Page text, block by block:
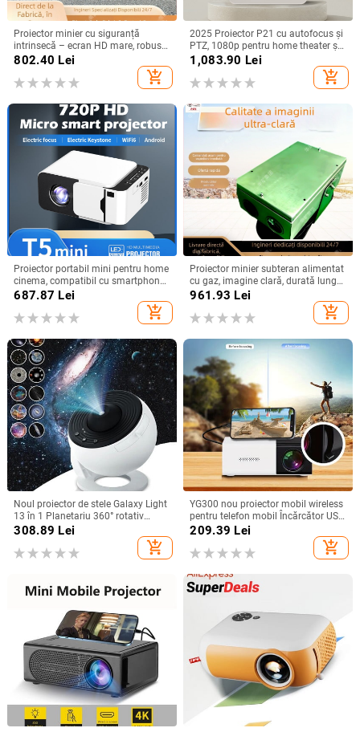
Proiector minier cu siguranță
intrinsecă – ecran HD mare, robust
și durabil
802.40 Lei
add_shopping_cart
2025 Proiector P21 cu autofocus și
PTZ, 1080p pentru home theater și
birou
1,083.90 Lei
add_shopping_cart
Proiector portabil mini pentru home
cinema, compatibil cu smartphone,
rezoluție HD, model T5mini Android
687.87 Lei
add_shopping_cart
Proiector minier subteran alimentat
cu gaz, imagine clară, durată lungă
a bateriei și construcție durabilă
961.93 Lei
add_shopping_cart
Noul proiector de stele Galaxy Light
13 în 1 Planetariu 360° rotativ
Aurora Lampă de noapte pentru
dormitor Cer înstelat Copii Cadou
pentru adulți
308.89 Lei
add_shopping_cart
YG300 nou proiector mobil wireless
pentru telefon mobil Încărcător USB
putere acasă dormitor portabil
home theater, utilizare în aer liber, în
interior
209.39 Lei
add_shopping_cart